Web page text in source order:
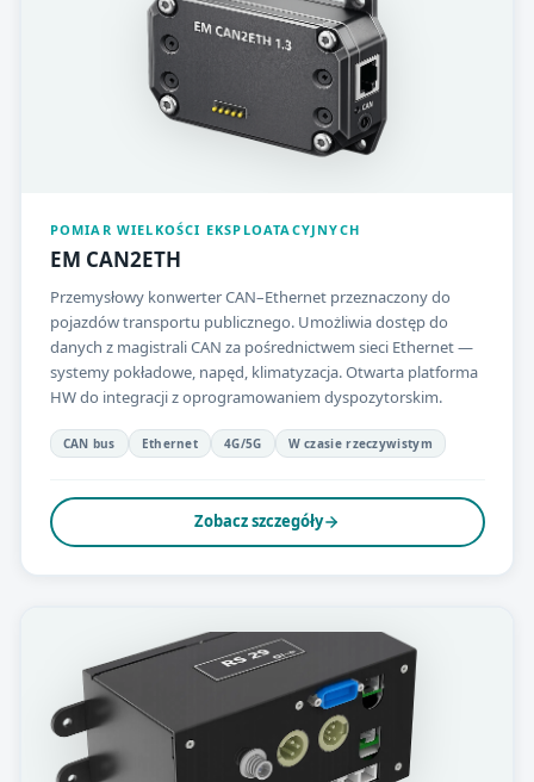
POMIAR WIELKOŚCI EKSPLOATACYJNYCH
EM CAN2ETH
Przemysłowy konwerter CAN–Ethernet przeznaczony do
pojazdów transportu publicznego. Umożliwia dostęp do
danych z magistrali CAN za pośrednictwem sieci Ethernet —
systemy pokładowe, napęd, klimatyzacja. Otwarta platforma
HW do integracji z oprogramowaniem dyspozytorskim.
CAN bus Ethernet 4G/5G W czasie rzeczywistym
Zobacz szczegóły